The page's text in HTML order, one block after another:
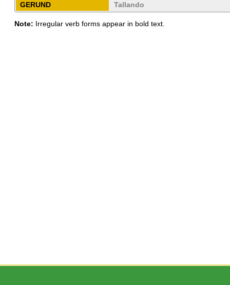
GERUND
Tallando
Note: Irregular verb forms appear in bold text.